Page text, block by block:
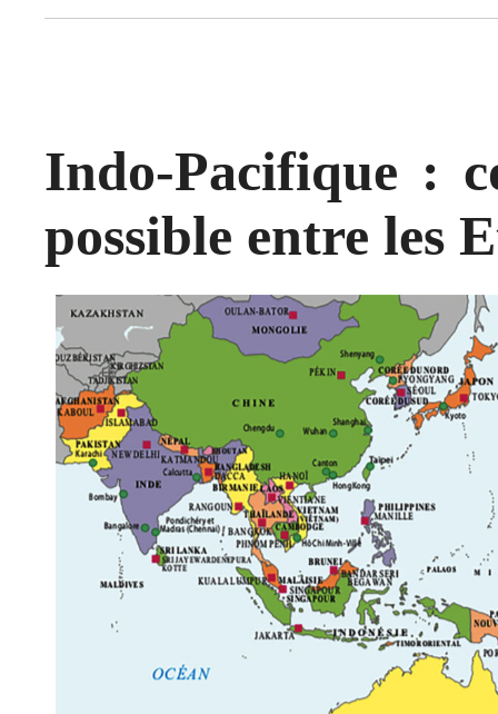
Indo-Pacifique :
possible entre les